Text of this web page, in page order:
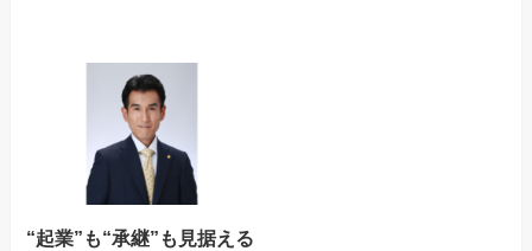
“起業”も“承継”も見据える